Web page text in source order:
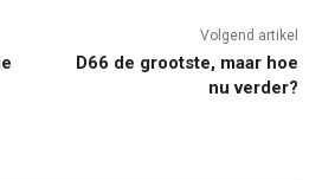
Volgend artikel
D66 de grootste, maar hoe
nu verder?